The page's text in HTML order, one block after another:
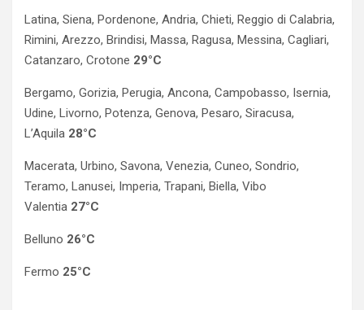
Latina, Siena, Pordenone, Andria, Chieti, Reggio di Calabria,
Rimini, Arezzo, Brindisi, Massa, Ragusa, Messina, Cagliari,
Catanzaro, Crotone 29°C
Bergamo, Gorizia, Perugia, Ancona, Campobasso, Isernia,
Udine, Livorno, Potenza, Genova, Pesaro, Siracusa,
L’Aquila 28°C
Macerata, Urbino, Savona, Venezia, Cuneo, Sondrio,
Teramo, Lanusei, Imperia, Trapani, Biella, Vibo
Valentia 27°C
Belluno 26°C
Fermo 25°C